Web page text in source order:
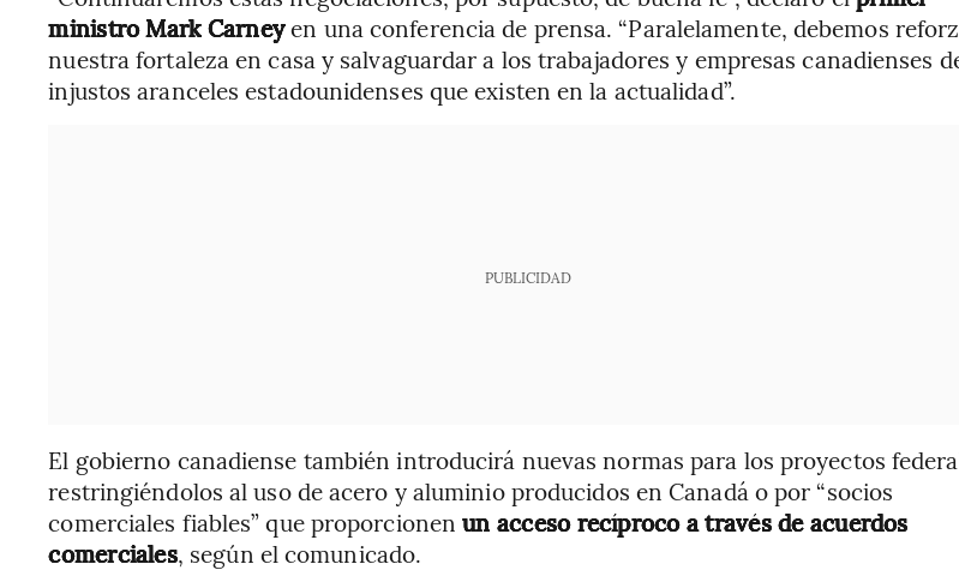
ministro Mark Carneyen una conferencia de prensa. “Paralelamente, debemos
nuestra fortaleza en casa y salvaguardar a los trabajadores y empresas canadienses
injustos aranceles estadounidenses que existen en la actualidad”.
PUBLICIDAD
El gobierno canadiense también introducirá nuevas normas para los proyectos
restringiéndolos al uso de acero y aluminio producidos en Canadá o por “socios
comerciales fiables” que proporcionenun acceso recíproco a través de acuerdos
comerciales, según el comunicado.